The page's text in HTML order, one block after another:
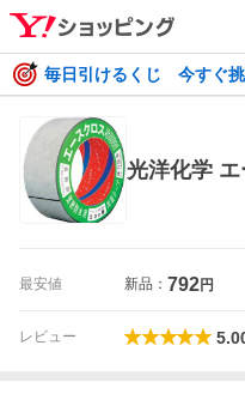
毎日引けるくじ 今すぐ
光洋化学
最安値 新品： 792円
レビュー